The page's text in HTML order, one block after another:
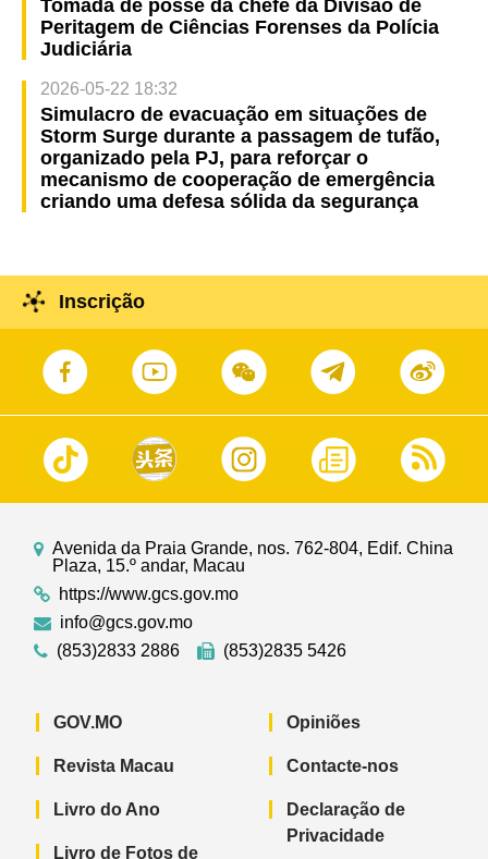
Tomada de posse da chefe da Divisão de
Peritagem de Ciências Forenses da Polícia
Judiciária
2026-05-22 18:32
Simulacro de evacuação em situações de
Storm Surge durante a passagem de tufão,
organizado pela PJ, para reforçar o
mecanismo de cooperação de emergência
criando uma defesa sólida da segurança
Inscrição
Avenida da Praia Grande, nos. 762-804, Edif. China
Plaza, 15.º andar, Macau
https://www.gcs.gov.mo
info@gcs.gov.mo
(853)2833 2886
(853)2835 5426
GOV.MO
Revista Macau
Livro do Ano
Livro de Fotos de
Opiniões
Contacte-nos
Declaração de
Privacidade